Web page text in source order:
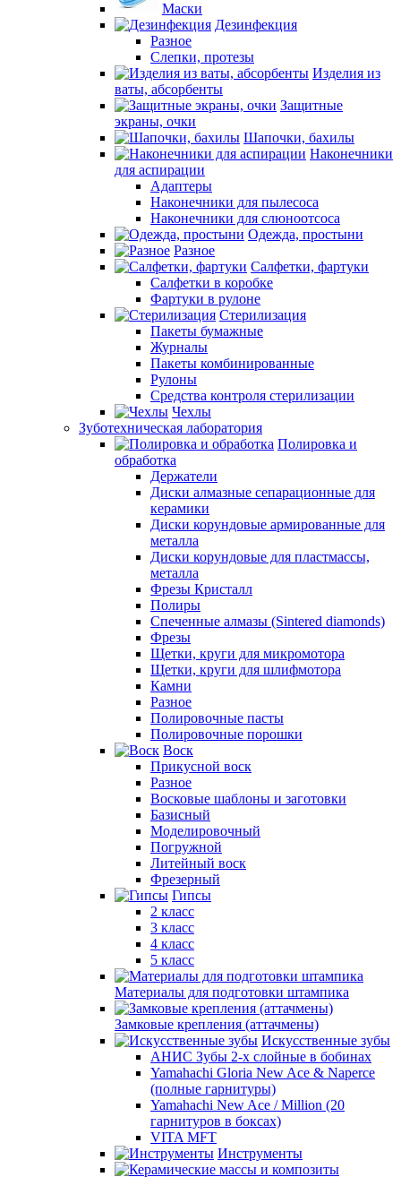
Маски
Дезинфекция
Разное
Слепки, протезы
Изделия из
ваты, абсорбенты
Защитные
экраны, очки
Шапочки, бахилы
Наконечники
для аспирации
Адаптеры
Наконечники для пылесоса
Наконечники для слюноотсоса
Одежда, простыни
Разное
Салфетки, фартуки
Салфетки в коробке
Фартуки в рулоне
Стерилизация
Пакеты бумажные
Журналы
Пакеты комбинированные
Рулоны
Средства контроля стерилизации
Чехлы
Зуботехническая лаборатория
Полировка и
обработка
Держатели
Диски алмазные сепарационные для
керамики
Диски корундовые армированные для
металла
Диски корундовые для пластмассы,
металла
Фрезы Кристалл
Полиры
Спеченные алмазы (Sintered diamonds)
Фрезы
Щетки, круги для микромотора
Щетки, круги для шлифмотора
Камни
Разное
Полировочные пасты
Полировочные порошки
Воск
Прикусной воск
Разное
Восковые шаблоны и заготовки
Базисный
Моделировочный
Погружной
Литейный воск
Фрезерный
Гипсы
2 класс
3 класс
4 класс
5 класс
Материалы для подготовки штампика
Замковые крепления (аттачмены)
Искусственные зубы
АНИС Зубы 2-х слойные в бобинах
Yamahachi Gloria New Ace & Naperce
(полные гарнитуры)
Yamahachi New Ace / Million (20
гарнитуров в боксах)
VITA MFT
Инструменты